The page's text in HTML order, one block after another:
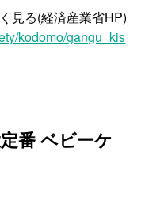
見る(経済産業省HP)
kodomo/gangu_kis
番 ベビーケ